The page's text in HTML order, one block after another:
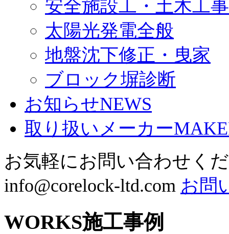
安全施設工・土木工事
太陽光発電全般
地盤沈下修正・曳家
ブロック塀診断
お知らせNEWS
取り扱いメーカー
お気軽にお問い合わせく
info@corelock-ltd.com お問
WORKS施工事例